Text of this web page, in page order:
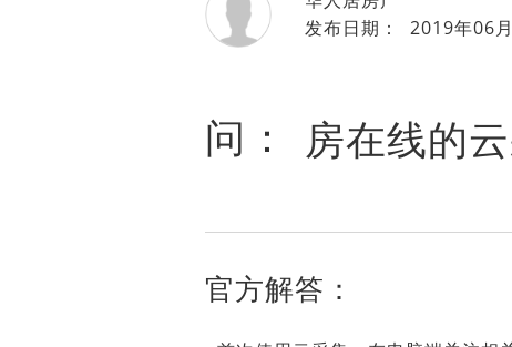
发布日期： 2019年06
问： 房在线的
官方解答：